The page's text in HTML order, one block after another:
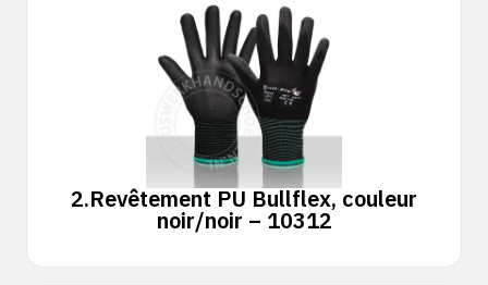
2.Revêtement PU Bullflex, couleur
noir/noir – 10312